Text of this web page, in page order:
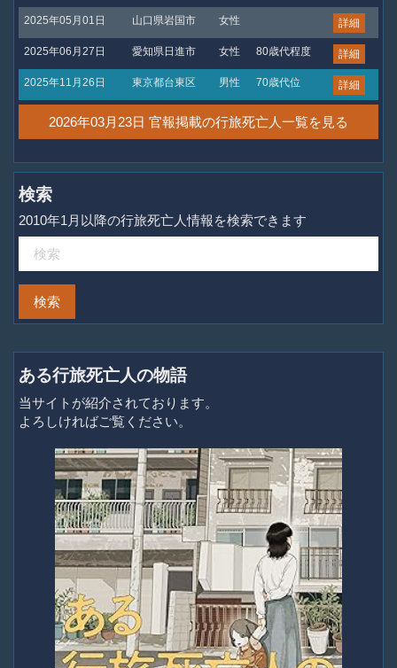
2025年05月01日 山口県岩国市 女性 詳細
2025年06月27日 愛知県日進市 女性 80歳代程度 詳細
2025年11月26日 東京都台東区 男性 70歳代位 詳細
2026年03月23日 官報掲載の行旅死亡人一覧を見る
検索
2010年1月以降の行旅死亡人情報を検索できます
ある行旅死亡人の物語
当サイトが紹介されております。
よろしければご覧ください。